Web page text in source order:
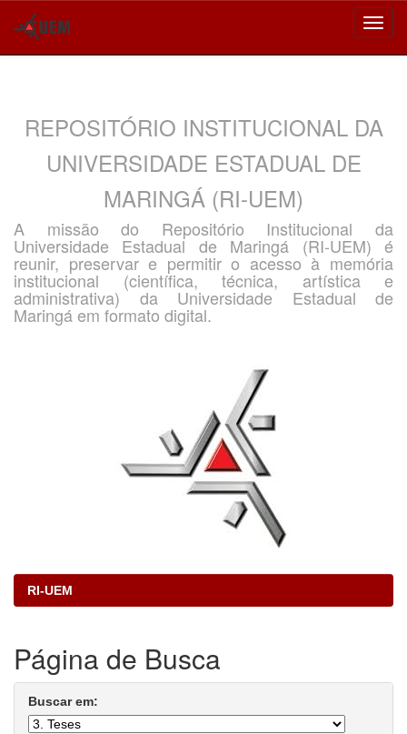
REPOSITÓRIO INSTITUCIONAL DA
UNIVERSIDADE ESTADUAL DE
MARINGÁ (RI-UEM)
A missão do Repositório Institucional da
Universidade Estadual de Maringá (RI-UEM) é
reunir, preservar e permitir o acesso à memória
institucional (científica, técnica, artística e
administrativa) da Universidade Estadual de
Maringá em formato digital.
RI-UEM
Página de Busca
Buscar em: